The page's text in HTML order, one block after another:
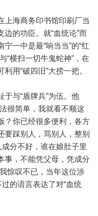
上海商务印书馆印刷厂当
的功臣。就“血统论”而
一中是最“响当当”的“红
“横扫一切牛鬼蛇神”，在
用“破四旧”大捞一把。
与“盾牌兵”为伍。他
很简单，我就看不顺这
？你已经很多便利，各方
要踩别人，骂别人，整别
成分不好，谁在娘肚子里
事，不能凭父母，凭成分
惊叹不已，当年这位涉
的语言表达了对“血统